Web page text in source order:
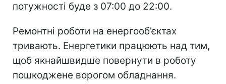
потужності буде з 07:00 до 22:00.
Ремонтні роботи на енергооб’єктах
тривають. Енергетики працюють над тим,
щоб якнайшвидше повернути в роботу
пошкоджене ворогом обладнання.